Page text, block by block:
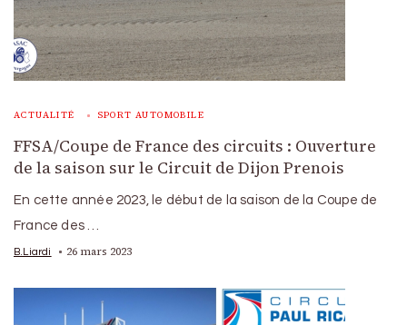
ACTUALITÉ SPORT AUTOMOBILE
FFSA/Coupe de France des circuits : Ouverture
de la saison sur le Circuit de Dijon Prenois
En cette année 2023, le début de la saison de la Coupe de
France des …
B.Liardi 26 mars 2023